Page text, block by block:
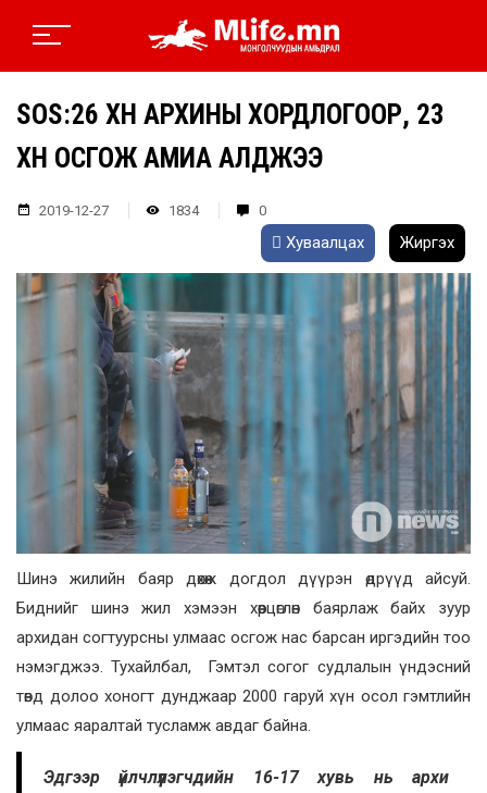
SOS:26 ХҮН АРХИНЫ ХОРДЛОГООР, 23
ХҮН ОСГОЖ АМИА АЛДЖЭЭ
2019-12-27 1834 0
Хуваалцах Жиргэх
Шинэ жилийн баяр дөхөж догдол дүүрэн өдрүүд айсуй.
Биднийг шинэ жил хэмээн хөөрцөглөн баярлаж байх зуур
архидан согтуурсны улмаас осгож нас барсан иргэдийн тоо
нэмэгджээ. Тухайлбал, Гэмтэл согог судлалын үндэсний
төвд долоо хоногт дунджаар 2000 гаруй хүн осол гэмтлийн
улмаас яаралтай тусламж авдаг байна.
Эдгээр үйлчлүүлэгчдийн 16-17 хувь нь архи